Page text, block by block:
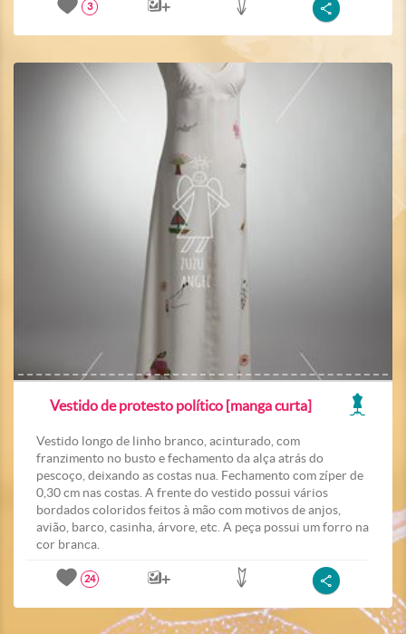
3
Vestido de protesto político [manga curta]
Vestido longo de linho branco, acinturado, com
franzimento no busto e fechamento da alça atrás do
pescoço, deixando as costas nua. Fechamento com zíper de
0,30 cm nas costas. A frente do vestido possui vários
bordados coloridos feitos à mão com motivos de anjos,
avião, barco, casinha, árvore, etc. A peça possui um forro na
cor branca.
24